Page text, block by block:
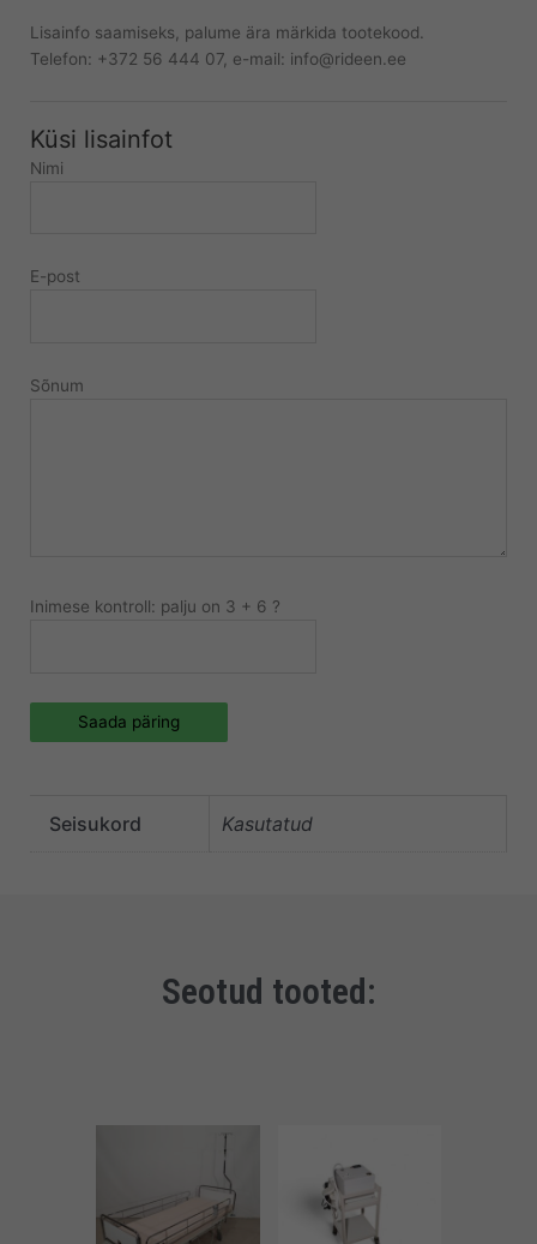
Lisainfo saamiseks, palume ära märkida tootekood.
Telefon: +372 56 444 07, e-mail: info@rideen.ee
Küsi lisainfot
Nimi
E-post
Sõnum
Inimese kontroll: palju on 3 + 6 ?
Saada päring
Seisukord Kasutatud
Seotud tooted: